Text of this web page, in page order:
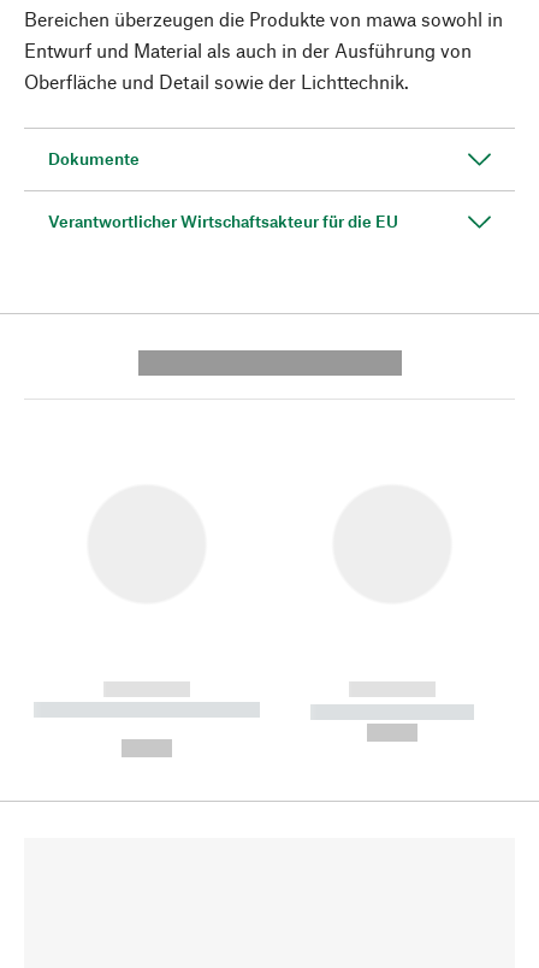
Bereichen überzeugen die Produkte von mawa sowohl in
Entwurf und Material als auch in der Ausführung von
Oberfläche und Detail sowie der Lichttechnik.
Dokumente
Verantwortlicher Wirtschaftsakteur für die EU
------------
----------- ----------- --------
------------
----------- -----------